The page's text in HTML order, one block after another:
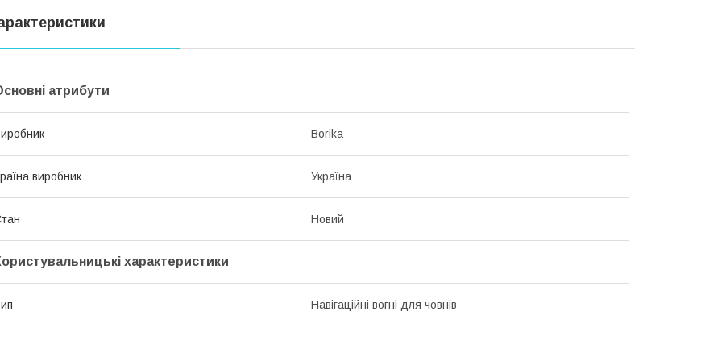
атрибути
Borika
виробник Україна
Новий
характеристики
Навігаційні вогні для човнів